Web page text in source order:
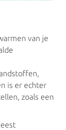
van je
is er echter
zoals een